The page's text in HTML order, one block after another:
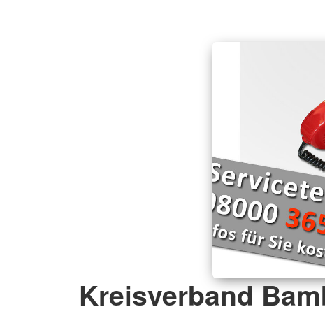
Kreisverband